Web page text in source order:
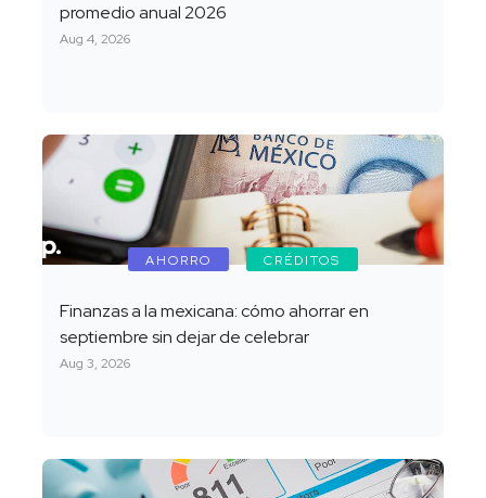
promedio anual 2026
Aug 4, 2026
AHORRO CRÉDITOS
Finanzas a la mexicana: cómo ahorrar en
septiembre sin dejar de celebrar
Aug 3, 2026